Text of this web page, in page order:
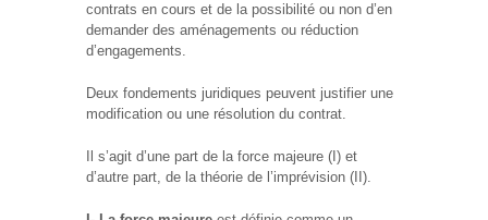
contrats en cours et de la possibilité ou non d’en
demander des aménagements ou réduction
d’engagements.
Deux fondements juridiques peuvent justifier une
modification ou une résolution du contrat.
Il s’agit d’une part de la force majeure (I) et
d’autre part, de la théorie de l’imprévision (II).